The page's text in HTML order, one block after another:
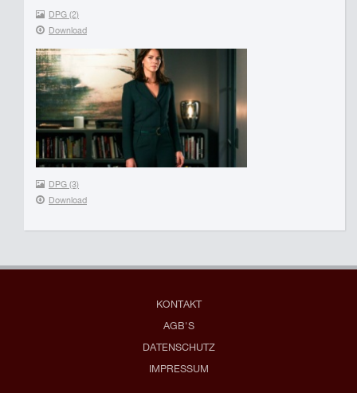
DPG (2)
Download
DPG (3)
Download
KONTAKT
AGB'S
DATENSCHUTZ
IMPRESSUM